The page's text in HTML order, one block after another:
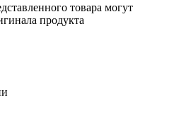
товара могут
продукта